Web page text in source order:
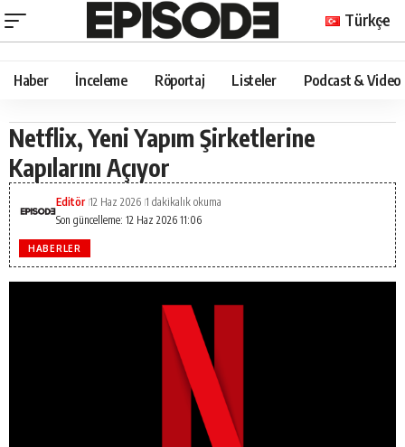
Türkçe
Haber İnceleme Röportaj Listeler Podcast & Video
Netflix, Yeni Yapım Şirketlerine
Kapılarını Açıyor
Son güncelleme: 12 Haz 2026 11:06
Editör 12 Haz 2026 1 dakikalık okuma
HABERLER